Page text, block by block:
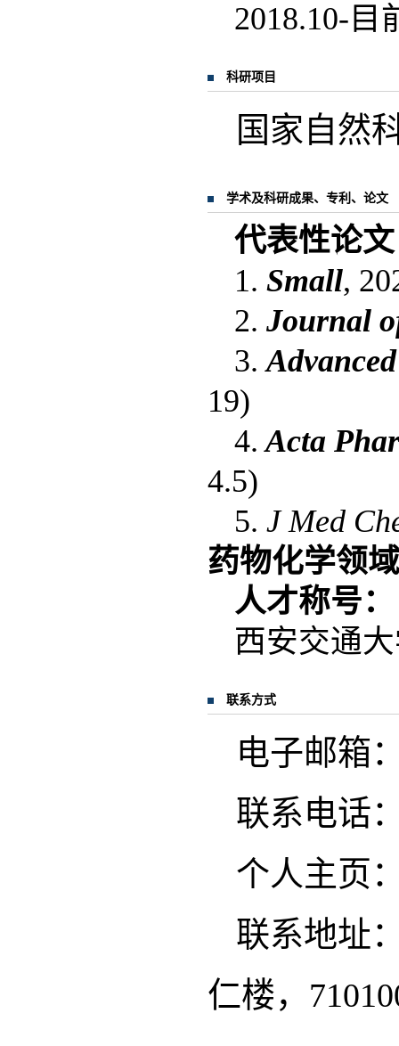
2018.10-
科研项目
国家自然
学术及科研成果、专利、论文
代表性论
1. Small,
2. Journal
3.
19)
4. Acta
4.5)
5. J Med
药物化学领
人才称号：
西安交通
联系方式
电子邮箱
联系电话
个人主页
联系地址
仁楼，